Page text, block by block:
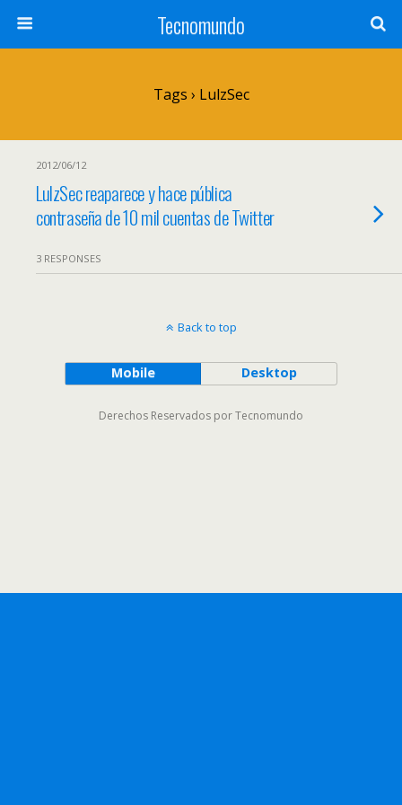
Tecnomundo
Tags › LulzSec
2012/06/12
LulzSec reaparece y hace pública
contraseña de 10 mil cuentas de Twitter
3 RESPONSES
Back to top
Mobile Desktop
Derechos Reservados por Tecnomundo